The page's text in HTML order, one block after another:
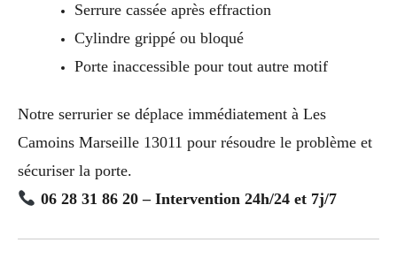
Serrure cassée après effraction
Cylindre grippé ou bloqué
Porte inaccessible pour tout autre motif
Notre serrurier se déplace immédiatement à Les
Camoins Marseille 13011 pour résoudre le problème et
sécuriser la porte.
06 28 31 86 20 – Intervention 24h/24 et 7j/7